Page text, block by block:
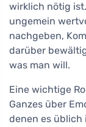
wirklich nötig
ungemein
nachgeben,
darüber
was man will.
Eine wichtige
Ganzes über
denen es üblich